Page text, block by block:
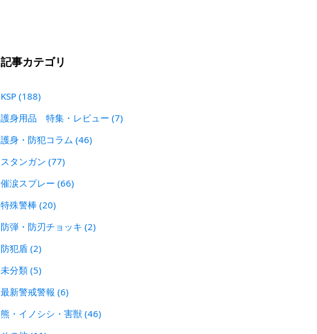
記事カテゴリ
KSP (188)
護身用品 特集・レビュー (7)
護身・防犯コラム (46)
スタンガン (77)
催涙スプレー (66)
特殊警棒 (20)
防弾・防刃チョッキ (2)
防犯盾 (2)
未分類 (5)
最新警戒警報 (6)
熊・イノシシ・害獣 (46)